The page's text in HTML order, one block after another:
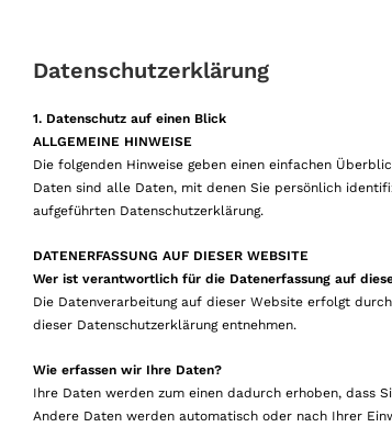
Datenschutzerklärung
1. Datenschutz auf einen Blick
ALLGEMEINE HINWEISE
Die folgenden Hinweise geben einen einfachen
Daten sind alle Daten, mit denen Sie persönlich
aufgeführten Datenschutzerklärung.
DATENERFASSUNG AUF DIESER WEBSITE
Wer ist verantwortlich für die Datenerfassung auf
Die Datenverarbeitung auf dieser Website erfolgt
dieser Datenschutzerklärung entnehmen.
Wie erfassen wir Ihre Daten?
Ihre Daten werden zum einen dadurch erhoben, dass
Andere Daten werden automatisch oder nach Ihrer